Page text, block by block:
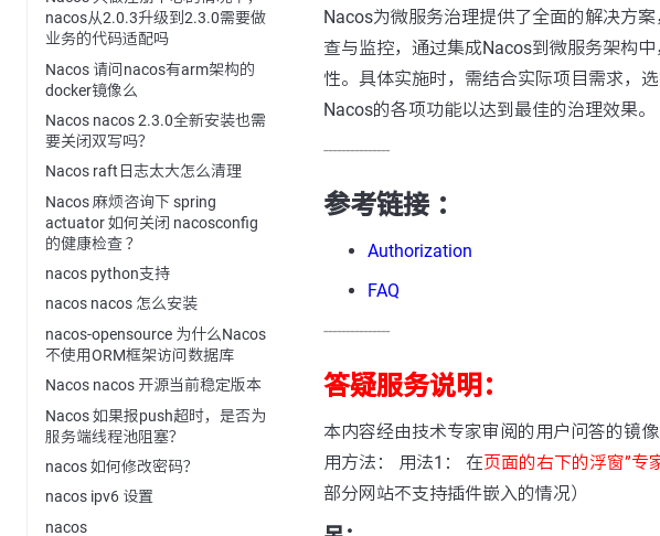
nacos从2.0.3升级到2.3.0需要做
业务的代码适配吗
Nacos 请问nacos有arm架构的
docker镜像么
Nacos nacos 2.3.0全新安装也需
要关闭双写吗？
Nacos raft日志太大怎么清理
Nacos 麻烦咨询下 spring
actuator 如何关闭 nacosconfig
的健康检查 ？
nacos python支持
nacos nacos 怎么安装
nacos-opensource 为什么Nacos
不使用ORM框架访问数据库
Nacos nacos 开源当前稳定版本
Nacos 如果报push超时，是否为
服务端线程池阻塞？
nacos 如何修改密码？
nacos ipv6 设置
nacos
Nacos为微服务治理提供了全面的解决方
查与监控，通过集成Nacos到微服务架构
性。具体实施时，需结合实际项目需求，
Nacos的各项功能以达到最佳的治理效果。
---------------
参考链接 ：
Authorization
FAQ
---------------
答疑服务说明：
本内容经由技术专家审阅的用户问答的镜
用方法： 用法1： 在页面的右下的浮窗”专
部分网站不支持插件嵌入的情况）